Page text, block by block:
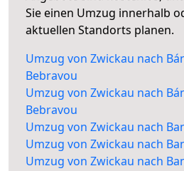
Sie einen Umzug innerhalb
aktuellen Standorts planen.
Umzug von Zwickau nach
Bebravou
Umzug von Zwickau nach
Bebravou
Umzug von Zwickau nach
Umzug von Zwickau nach
Umzug von Zwickau nach